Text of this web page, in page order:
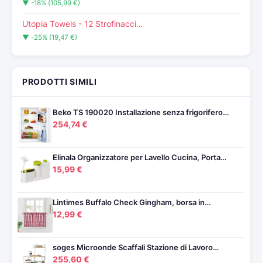
▼ -18% (105,99 €)
Utopia Towels - 12 Strofinacci…
▼ -25% (19,47 €)
PRODOTTI SIMILI
Beko TS 190020 Installazione senza frigorifero…
254,74 €
Elinala Organizzatore per Lavello Cucina, Porta…
15,99 €
Lintimes Buffalo Check Gingham, borsa in…
12,99 €
soges Microonde Scaffali Stazione di Lavoro…
255,60 €